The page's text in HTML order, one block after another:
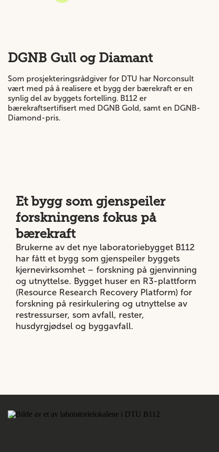
DGNB Gull og Diamant
Som prosjekteringsrådgiver for DTU har Norconsult
vært med på å realisere et bygg der bærekraft er en
synlig del av byggets fortelling. B112 er
bærekraftsertifisert med DGNB Gold, samt en DGNB-
Diamond-pris.
Et bygg som gjenspeiler
forskningens fokus på
bærekraft
Brukerne av det nye laboratoriebygget B112
har fått et bygg som gjenspeiler byggets
kjernevirksomhet – forskning på gjenvinning
og utnyttelse. Bygget huser en R3-plattform
(Resource Research Recovery Platform) for
forskning på resirkulering og utnyttelse av
restressurser, som avfall, rester,
husdyrgjødsel og byggavfall.